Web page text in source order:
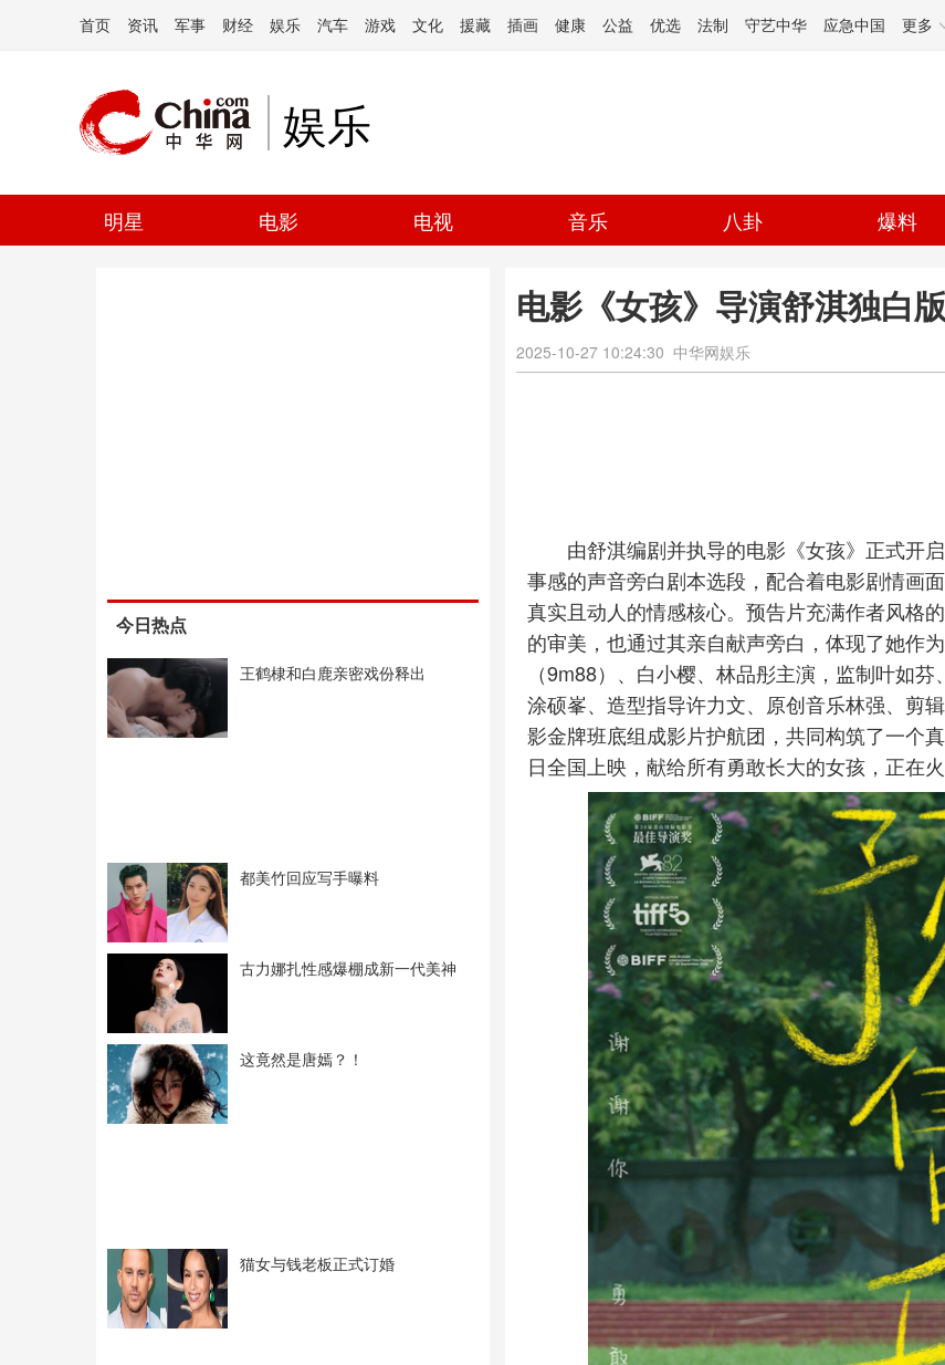
首页 资讯 军事 财经 娱乐 汽车 游戏 文化 援藏 插画 健康 公益 优选 法制 守艺中华 应急中国 更多
娱乐
明星 电影 电视 音乐 八卦 爆料
今日热点
王鹤棣和白鹿亲密戏份释出
都美竹回应写手曝料
古力娜扎性感爆棚成新一代美神
这竟然是唐嫣？！
猫女与钱老板正式订婚
电影《女孩》导演舒淇独白
2025-10-27 10:24:30 中华网娱乐
由舒淇编剧并执导的电影《女孩》正式开
事感的声音旁白剧本选段，配合着电影剧情画
真实且动人的情感核心。预告片充满作者风格
的审美，也通过其亲自献声旁白，体现了她作
（9m88）、白小樱、林品彤主演，监制叶如
涂硕峯、造型指导许力文、原创音乐林强、剪
影金牌班底组成影片护航团，共同构筑了一个
日全国上映，献给所有勇敢长大的女孩，正在火